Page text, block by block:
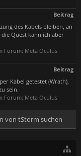
Beitrag
des Kabels bleiben, an
Quest kann ich aber
Forum: Meta Oculus
Beitrag
Kabel getestet (Wrath),
sein.
Forum: Meta Oculus
von tStorm suchen